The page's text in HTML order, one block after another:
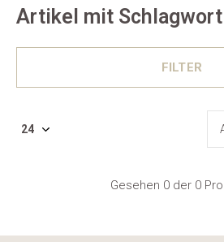
Artikel mit
FILTER
Gesehen 0 der 0